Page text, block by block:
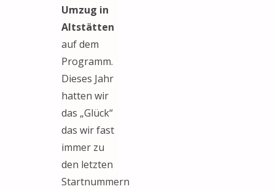
Umzug in
Altstätten
auf dem
Programm.
Dieses Jahr
hatten wir
das „Glück“
das wir fast
immer zu
den letzten
Startnummern